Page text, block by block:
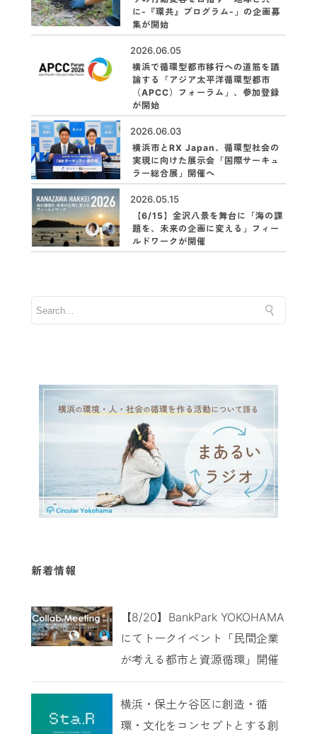
に-『環共』プログラム-」の企画募
集が開始
2026.06.05
横浜で循環型都市移行への道筋を議
論する「アジア太平洋循環型都市
（APCC）フォーラム」、参加登録
が開始
2026.06.03
横浜市とRX Japan、循環型社会の
実現に向けた展示会「国際サーキュ
ラー総合展」開催へ
2026.05.15
【6/15】金沢八景を舞台に「海の課
題を、未来の企画に変える」フィー
ルドワークが開催
新着情報
【8/20】BankPark YOKOHAMA
にてトークイベント「民間企業
が考える都市と資源循環」開催
横浜・保土ケ谷区に創造・循
環・文化をコンセプトとする創